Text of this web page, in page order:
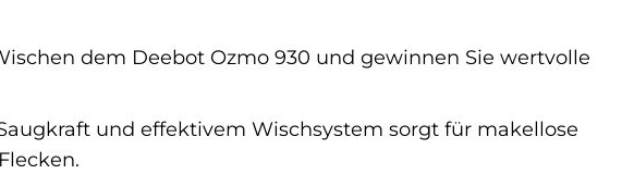
dem Deebot Ozmo 930 und gewinnen Sie wertvolle
und effektivem Wischsystem sorgt für makellose